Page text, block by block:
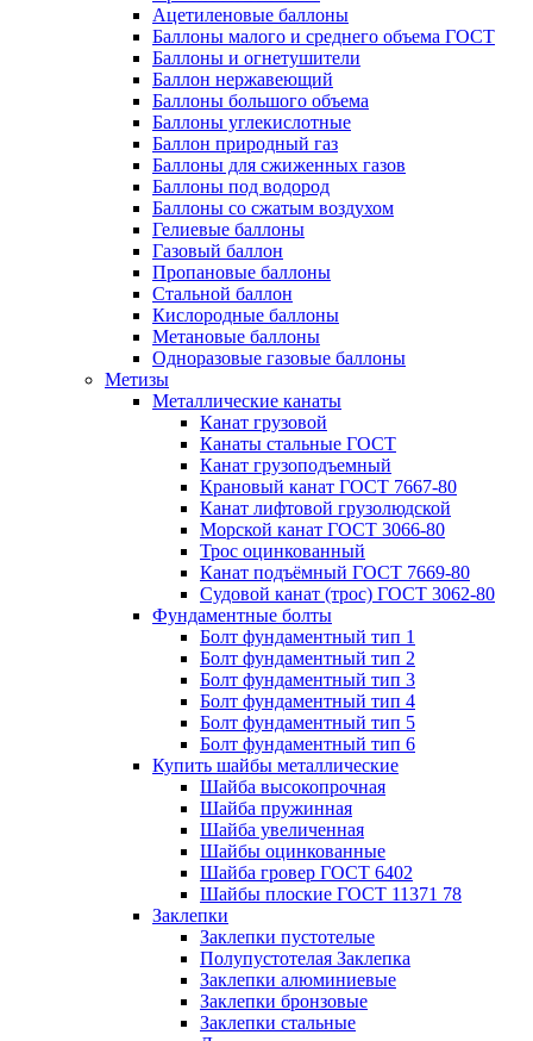
Ацетиленовые баллоны
Баллоны малого и среднего объема ГОСТ
Баллоны и огнетушители
Баллон нержавеющий
Баллоны большого объема
Баллоны углекислотные
Баллон природный газ
Баллоны для сжиженных газов
Баллоны под водород
Баллоны со сжатым воздухом
Гелиевые баллоны
Газовый баллон
Пропановые баллоны
Стальной баллон
Кислородные баллоны
Метановые баллоны
Одноразовые газовые баллоны
Метизы
Металлические канаты
Канат грузовой
Канаты стальные ГОСТ
Канат грузоподъемный
Крановый канат ГОСТ 7667-80
Канат лифтовой грузолюдской
Морской канат ГОСТ 3066-80
Трос оцинкованный
Канат подъёмный ГОСТ 7669-80
Судовой канат (трос) ГОСТ 3062-80
Фундаментные болты
Болт фундаментный тип 1
Болт фундаментный тип 2
Болт фундаментный тип 3
Болт фундаментный тип 4
Болт фундаментный тип 5
Болт фундаментный тип 6
Купить шайбы металлические
Шайба высокопрочная
Шайба пружинная
Шайба увеличенная
Шайбы оцинкованные
Шайба гровер ГОСТ 6402
Шайбы плоские ГОСТ 11371 78
Заклепки
Заклепки пустотелые
Полупустотелая Заклепка
Заклепки алюминиевые
Заклепки бронзовые
Заклепки стальные